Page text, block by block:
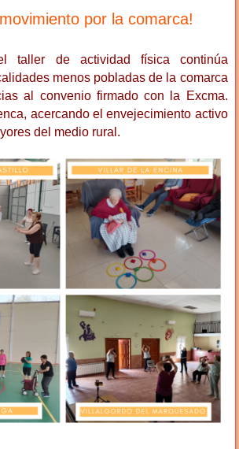
por la comarca!
taller de actividad física continúa
menos pobladas de la comarca
al convenio firmado con la Excma.
acercando el envejecimiento activo
del medio rural.